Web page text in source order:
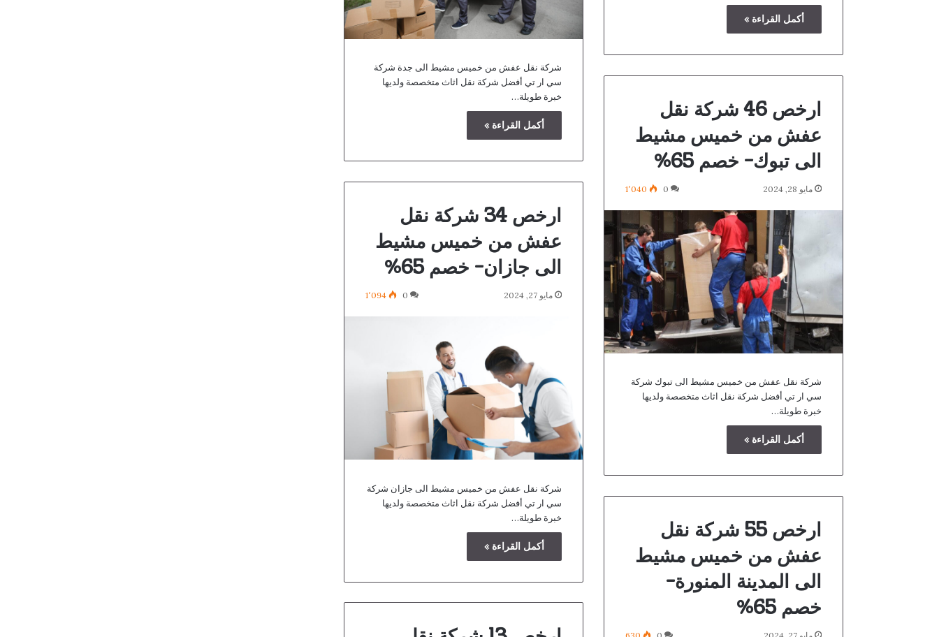
أكمل القراءة »
شركة نقل عفش من خميس مشيط الى جدة شركة
سي ار تي أفضل شركة نقل اثاث متخصصة ولديها
خبرة طويلة…
أكمل القراءة »
ارخص 46 شركة نقل
عفش من خميس مشيط
الى تبوك- خصم 65%
مايو 28, 2024 0 1٬040
شركة نقل عفش من خميس مشيط الى تبوك شركة
سي ار تي أفضل شركة نقل اثاث متخصصة ولديها
خبرة طويلة…
أكمل القراءة »
ارخص 34 شركة نقل
عفش من خميس مشيط
الى جازان- خصم 65%
مايو 27, 2024 0 1٬094
شركة نقل عفش من خميس مشيط الى جازان شركة
سي ار تي أفضل شركة نقل اثاث متخصصة ولديها
خبرة طويلة…
أكمل القراءة »
ارخص 55 شركة نقل
عفش من خميس مشيط
الى المدينة المنورة-
خصم 65%